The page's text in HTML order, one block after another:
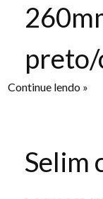
preto/
Continue lendo »
Selim